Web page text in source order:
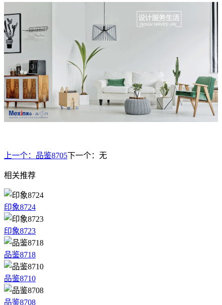
上一个： 品鉴8705下一个： 无
相关推荐
印象8724
印象8723
品鉴8718
品鉴8710
品鉴8708